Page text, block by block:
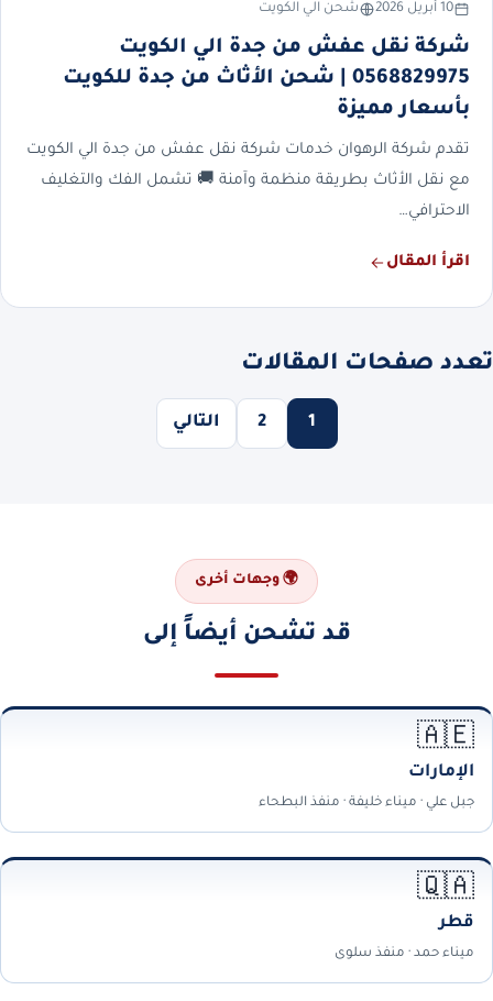
10 أبريل 2026 شحن الي الكويت
شركة نقل عفش من جدة الي الكويت
0568829975 | شحن الأثاث من جدة للكويت
بأسعار مميزة
تقدم شركة الرهوان خدمات شركة نقل عفش من جدة الي الكويت
مع نقل الأثاث بطريقة منظمة وآمنة 🚚 تشمل الفك والتغليف
الاحترافي…
اقرأ المقال
تعدد صفحات المقالات
1
2 التالي
🌍 وجهات أخرى
قد تشحن أيضاً إلى
🇦🇪
الإمارات
جبل علي · ميناء خليفة · منفذ البطحاء
🇶🇦
قطر
ميناء حمد · منفذ سلوى